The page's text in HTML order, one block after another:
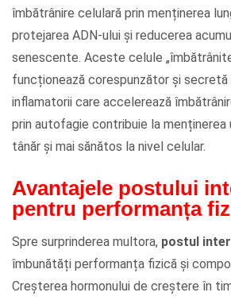
îmbătrânire celulară prin menținerea
protejarea ADN-ului și reducerea
senescente. Aceste celule
funcționează corespunzător și
inflamatorii care accelerează
prin autofagie contribuie la menținerea
tânăr și mai sănătos la nivel celular.
Avantajele postului
pentru performanța
Spre surprinderea multora, postul
îmbunătăți performanța fizică și
Creșterea hormonului de creștere în